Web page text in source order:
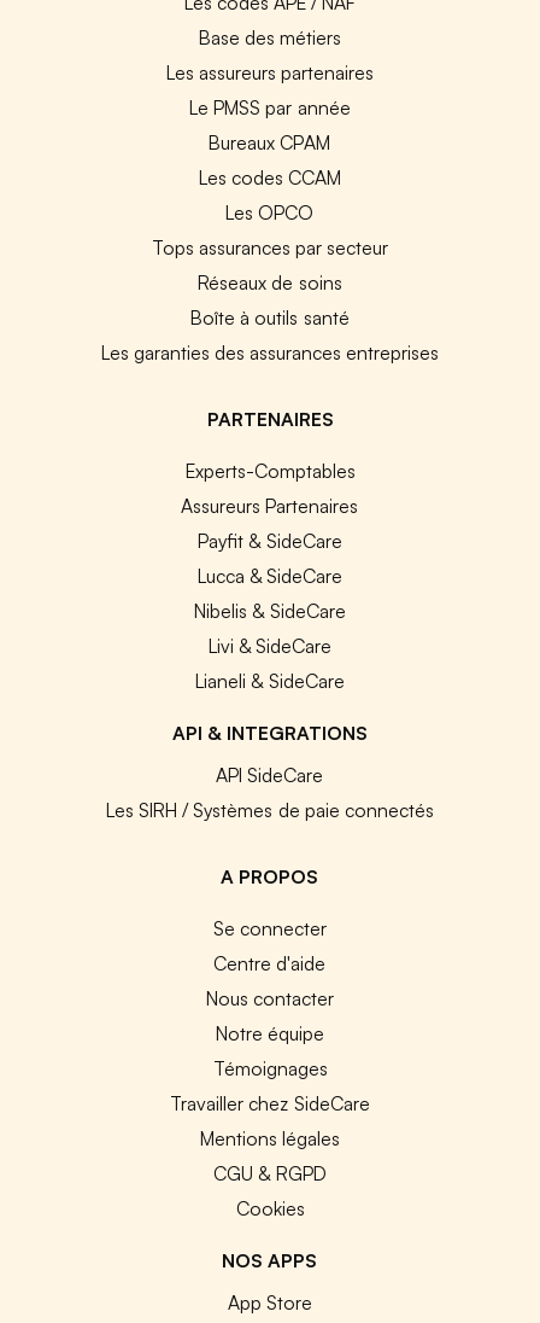
Base des métiers
Les assureurs partenaires
Le PMSS par année
Bureaux CPAM
Les codes CCAM
Les OPCO
Tops assurances par secteur
Réseaux de soins
Boîte à outils santé
Les garanties des assurances entreprises
PARTENAIRES
Experts-Comptables
Assureurs Partenaires
Payfit & SideCare
Lucca & SideCare
Nibelis & SideCare
Livi & SideCare
Lianeli & SideCare
API & INTEGRATIONS
API SideCare
Les SIRH / Systèmes de paie connectés
A PROPOS
Se connecter
Centre d'aide
Nous contacter
Notre équipe
Témoignages
Travailler chez SideCare
Mentions légales
CGU & RGPD
Cookies
NOS APPS
App Store